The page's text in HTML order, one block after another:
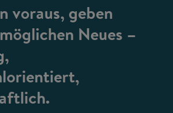
voraus, geben
Neues –